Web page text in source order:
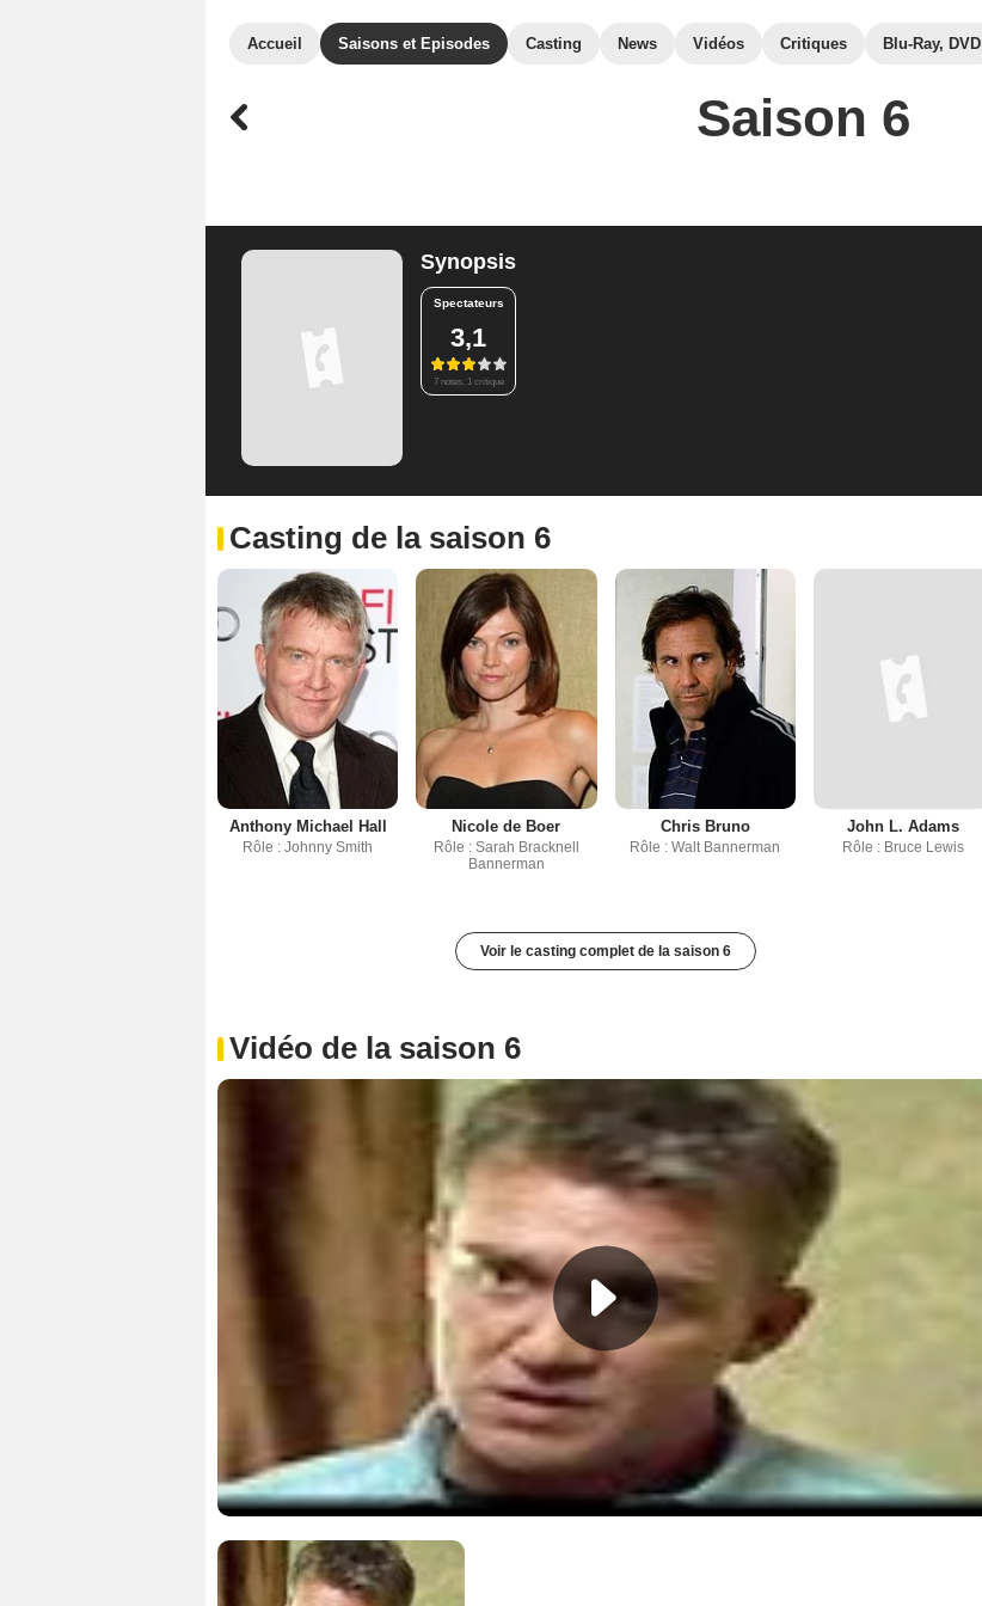
Accueil Saisons et Episodes Casting News Vidéos Critiques Blu-Ray, DVD
Saison 6
Synopsis
Spectateurs
3,1
7 notes, 1 critique
Casting de la saison 6
Anthony Michael Hall
Rôle : Johnny Smith
Nicole de Boer
Rôle : Sarah Bracknell
Bannerman
Chris Bruno
Rôle : Walt Bannerman
John L. Adams
Rôle : Bruce Lewis
Voir le casting complet de la saison 6
Vidéo de la saison 6